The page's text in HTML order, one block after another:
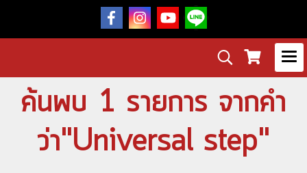
ค้นพบ 1 รายการ จากคำ
ว่า"Universal step"